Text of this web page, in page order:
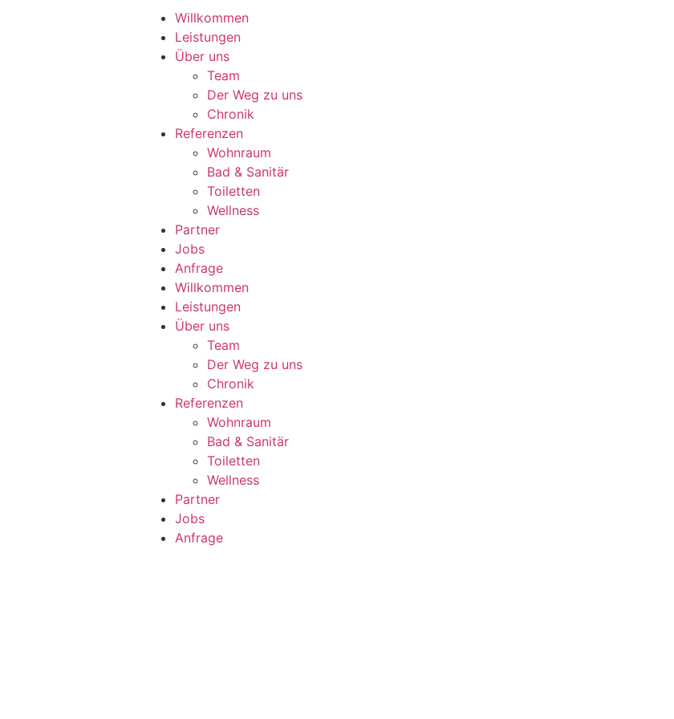
Willkommen
Leistungen
Über uns
Team
Der Weg zu uns
Chronik
Referenzen
Wohnraum
Bad & Sanitär
Toiletten
Wellness
Partner
Jobs
Anfrage
Willkommen
Leistungen
Über uns
Team
Der Weg zu uns
Chronik
Referenzen
Wohnraum
Bad & Sanitär
Toiletten
Wellness
Partner
Jobs
Anfrage